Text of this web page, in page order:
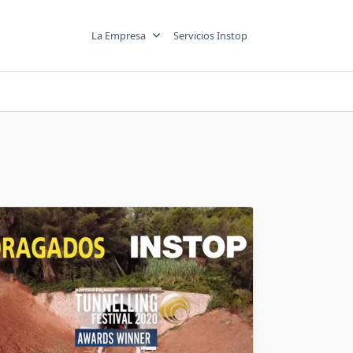
La Empresa Servicios Instop